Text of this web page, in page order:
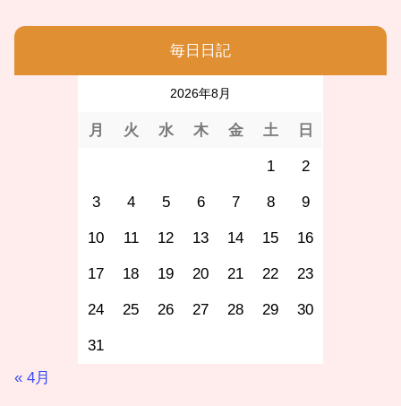
毎日日記
2026年8月
月 火 水 木 金 土 日
1 2
3 4 5 6 7 8 9
10 11 12 13 14 15 16
17 18 19 20 21 22 23
24 25 26 27 28 29 30
31
« 4月